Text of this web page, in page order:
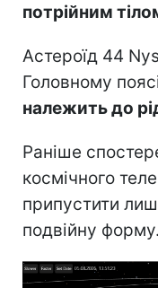
потрійним
Астероїд 44
Головному
належить до
Раніше
космічного
припустити
подвійну форму.